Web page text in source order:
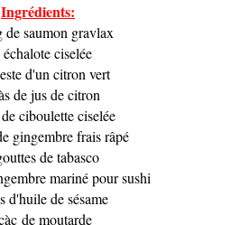
Ingrédients:
de saumon gravlax
ciselée
d'un citron vert
de jus de citron
ciboulette ciselée
gingembre frais râpé
de tabasco
mariné pour sushi
d'huile de sésame
de moutarde